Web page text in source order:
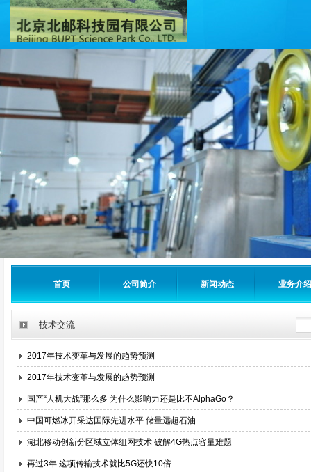
首页 公司简介 新闻动态 业务介绍
技术交流
2017年技术变革与发展的趋势预测
2017年技术变革与发展的趋势预测
国产“人机大战”那么多 为什么影响力还是比不AlphaGo？
中国可燃冰开采达国际先进水平 储量远超石油
湖北移动创新分区域立体组网技术 破解4G热点容量难题
再过3年 这项传输技术就比5G还快10倍